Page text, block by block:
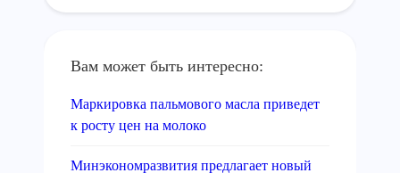
Вам может быть интересно:
Маркировка пальмового масла приведет
к росту цен на молоко
Минэкономразвития предлагает новый